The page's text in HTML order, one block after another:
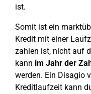
ist.
Somit ist ein
Kredit mit einer
zahlen ist, nicht auf
kann im Jahr der
werden. Ein Disagio
Kreditlaufzeit kann